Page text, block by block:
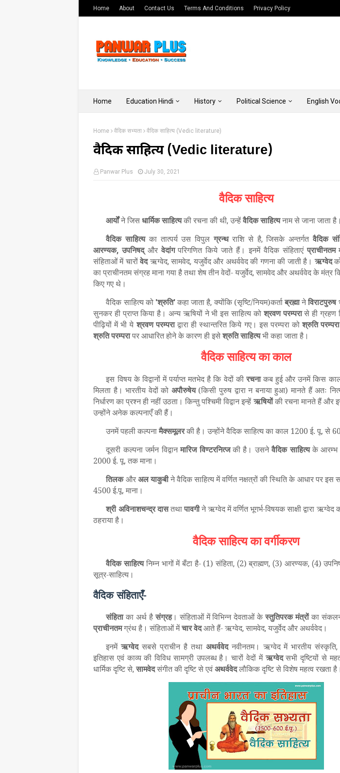
Home About Contact Us Terms And Conditions Privacy Policy
Home Education Hindi History Political Science English
Home वैदिक सभ्यता वैदिक साहित्य (Vedic literature)
वैदिक साहित्य (Vedic literature)
Panwar Plus July 30, 2021
वैदिक साहित्य
आर्योंने जिसधार्मिकसाहित्यकी रचना की थी,उन्हेंवैदिकसाहित्यनाम से जाना जाता है।
वैदिक साहित्यका तात्पर्य उस विपुलग्रन्थराशि से है,जिसके अन्तर्गतवैदिक
आरण्यक,उपनिषद् औरवेदांगपरिगणित किये जाते हैं। इनमें वैदिक संहिताएंप्राचीनतम
संहिताओं में चारोंवेदऋग्वेद,सामवेद, यजुर्वेद और अथर्ववेद की गणना की जाती है।ऋग्वेद
का प्राचीनतम संग्रह माना गया है तथा शेष तीन वेदों- यजुर्वेद, सामवेद और अथर्ववेद के मंत्र
किए गए थे।
वैदिक साहित्य को 'श्रुति' कहा जाता है, क्योंकि (सृष्टि/नियम)कर्ताब्रह्मानेविराटपुरुष
सुनकर ही प्राप्त किया है। अन्य ऋषियों ने भी इस साहित्य कोश्रवण परम्परासे ही ग्रहण
पीढ़ियों में भी येश्रवण परम्पराद्वारा ही स्थान्तरित किये गए। इस परम्परा कोश्रुति परम्परा
श्रुतिपरम्परापर आधारित होने के कारण ही इसेश्रुतिसाहित्यभी कहा जाता है।
वैदिक साहित्य का काल
इस विषय के विद्वानों में पर्याप्त मतभेद है कि वेदों कीरचनाकब हुई और उनमें किस काल
मिलता है। भारतीय वेदों को अपौरुषेय(किसी पुरुष द्वारा न बनाया हुआ) मानते हैं अतः
निर्धारण का प्रश्न ही नहीं उठता। किन्तु पश्चिमी विद्वान इन्हेंऋषियोंकी रचना मानते हैं और
उन्होंने अनेक कल्पनाएँ की हैं।
उनमें पहली कल्पनामैक्समूलरकी है। उन्होंने वैदिक साहित्य का काल 1200 ई. पू. से
दूसरी कल्पना जर्मन विद्वानमारिज विण्टरनित्जकी है। उसनेवैदिक साहित्यके आरम्भ
2000 ई. पू. तक माना।
तिलकऔरअलयाकुबीने वैदिक साहित्य में वर्णित नक्षत्रों की स्थिति के आधार पर इस
4500 ई.पू. माना।
श्री अविनाशचन्द्रदासतथापावगीने ऋग्वेद में वर्णित भूगर्भ-विषयक साक्षी द्वारा ऋग्वेद
ठहराया है।
वैदिक साहित्य का वर्गीकरण
वैदिक साहित्यनिम्न भागों में बँटा है- (1) संहिता, (2) ब्राह्मण, (3) आरण्यक, (4)
सूत्र-साहित्य।
वैदिक संहिताएँ-
संहिताका अर्थ हैसंग्रह। संहिताओं में विभिन्न देवताओं केस्तुतिपरक मंत्रोंका
प्राचीनतमग्रंथ है। संहिताओं मेंचार वेदआते हैं- ऋग्वेद, सामवेद, यजुर्वेद और अथर्ववेद।
इनमेंऋग्वेदसबसे प्राचीन है तथा अथर्ववेदनवीनतम। ऋग्वेद में भारतीय संस्कृति
इतिहास एवं काव्य की विविध सामग्री उपलब्ध है। चारों वेदों मेंऋग्वेदसभी दृष्टियों से
धार्मिक दृष्टि से,सामवेदसंगीत की दृष्टि से एवंअथर्ववेदलौकिक दृष्टि से विशेष महत्व रखता है।